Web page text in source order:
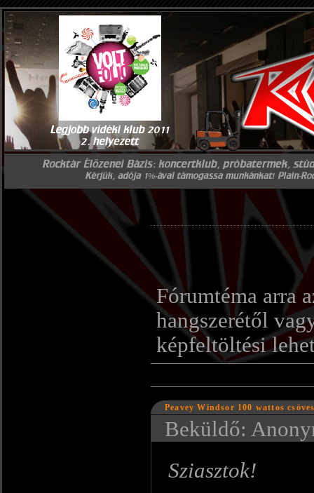
Fórumtéma arra
hangszerétől
képfeltöltési
Peavey Windsor 100 wattos
Beküldő:
Sziasztok!